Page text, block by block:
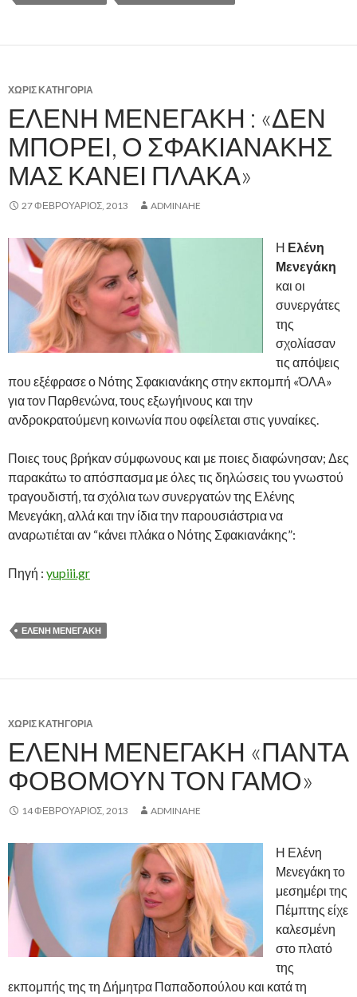
ΧΩΡΊΣ ΚΑΤΗΓΟΡΊΑ
ΕΛΈΝΗ ΜΕΝΕΓΆΚΗ : «ΔΕΝ
ΜΠΟΡΕΊ, Ο ΣΦΑΚΙΑΝΆΚΗΣ
ΜΆΣ ΚΆΝΕΙ ΠΛΆΚΑ»
27 ΦΕΒΡΟΥΆΡΙΟΣ, 2013 ADMINAHE
Η Ελένη
Μενεγάκη
και οι
συνεργάτες
της
σχολίασαν
τις απόψεις
που εξέφρασε ο Νότης Σφακιανάκης στην εκπομπή «ΌΛΑ»
για τον Παρθενώνα, τους εξωγήινους και την
ανδροκρατούμενη κοινωνία που οφείλεται στις γυναίκες.
Ποιες τους βρήκαν σύμφωνους και με ποιες διαφώνησαν; Δες
παρακάτω το απόσπασμα με όλες τις δηλώσεις του γνωστού
τραγουδιστή, τα σχόλια των συνεργατών της Ελένης
Μενεγάκη, αλλά και την ίδια την παρουσιάστρια να
αναρωτιέται αν “κάνει πλάκα ο Νότης Σφακιανάκης”:
Πηγή : yupiii.gr
ΕΛΈΝΗ ΜΕΝΕΓΆΚΗ
ΧΩΡΊΣ ΚΑΤΗΓΟΡΊΑ
ΕΛΈΝΗ ΜΕΝΕΓΆΚΗ «ΠΆΝΤΑ
ΦΟΒΌΜΟΥΝ ΤΟΝ ΓΆΜΟ»
14 ΦΕΒΡΟΥΆΡΙΟΣ, 2013 ADMINAHE
Η Ελένη
Μενεγάκη το
μεσημέρι της
Πέμπτης είχε
καλεσμένη
στο πλατό
της
εκπομπής της τη Δήμητρα Παπαδοπούλου και κατά τη